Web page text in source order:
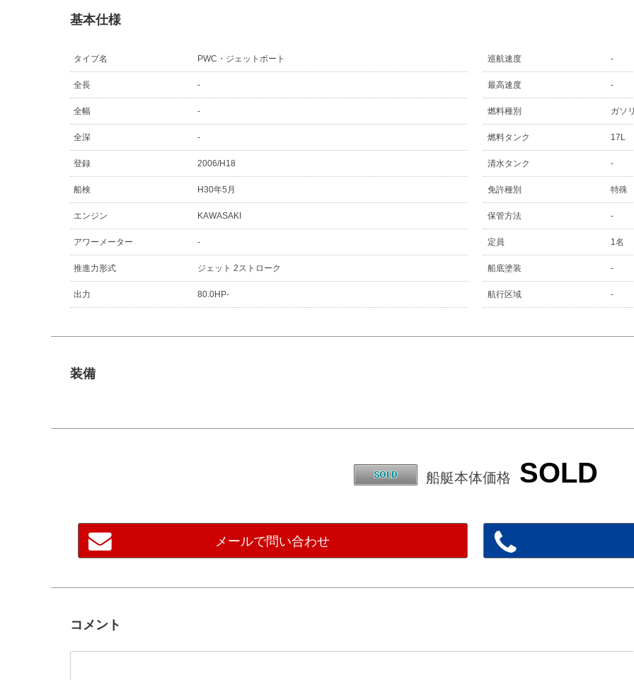
基本仕様
タイプ名 PWC・ジェットボート
全長 -
全幅 -
全深 -
登録 2006/H18
船検 H30年5月
エンジン KAWASAKI
アワーメーター -
推進力形式 ジェット 2ストローク
出力 80.0HP-
巡航速度 -
最高速度 -
燃料種別 ガソ
燃料タンク 17L
清水タンク -
免許種別 特殊
保管方法 -
定員 1名
船底塗装 -
航行区域 -
装備
船艇本体価格 SOLD
メールで問い合わせ
コメント